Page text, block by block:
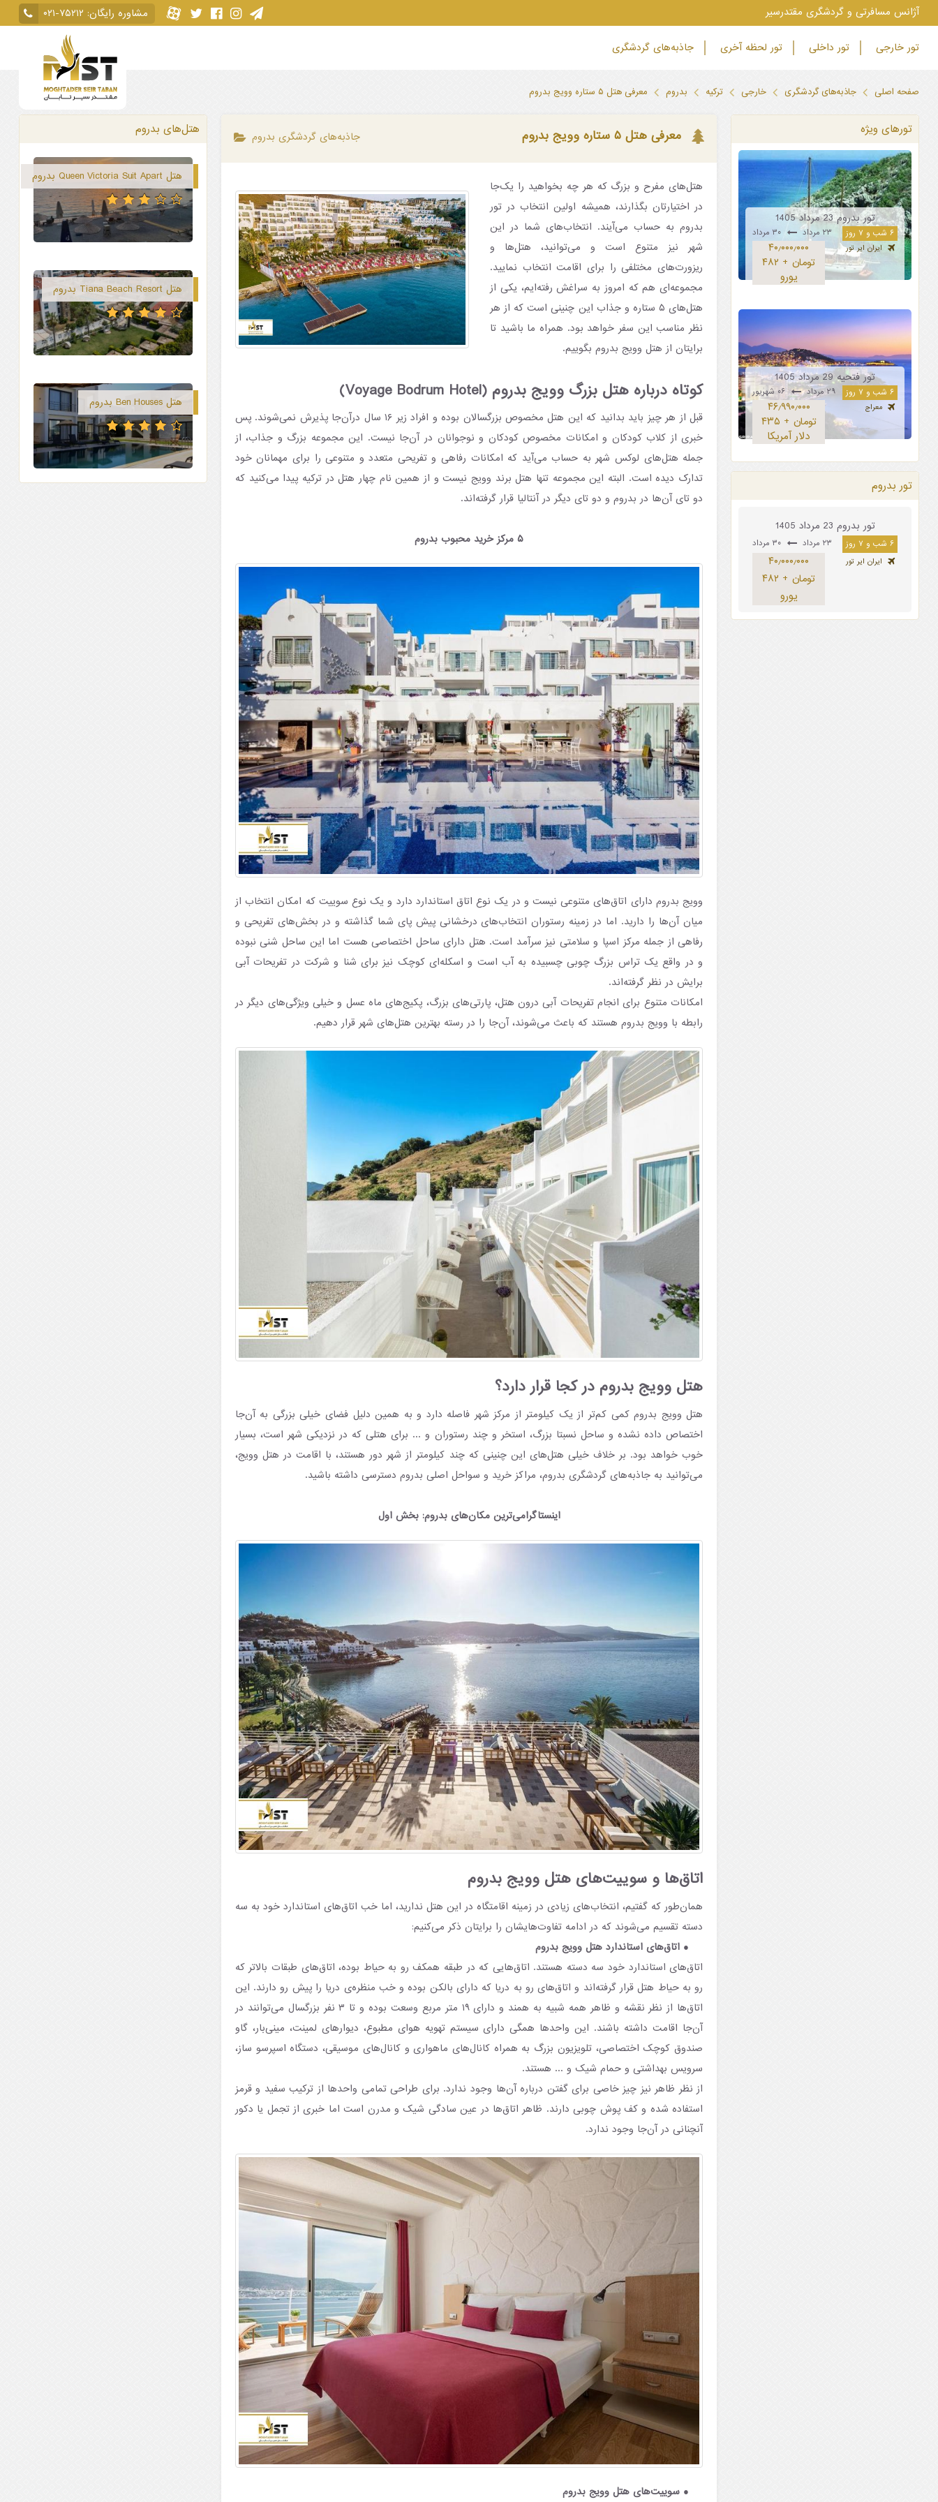
‫آژانس مسافرتی و گردشگری مقتدرسیر مشاوره رایگان: ۰۲۱-۷۵۲۱۲
تور خارجی تور داخلی تور لحظه آخری جاذبه‌های گردشگری
صفحه اصلی جاذبه‌های گردشگری خارجی ترکیه بدروم معرفی هتل ۵ ستاره وویج بدروم
معرفی هتل ۵ ستاره وویج بدروم جاذبه‌های گردشگری بدروم
هتل‌های مفرح و بزرگ که هر چه بخواهید را یک‌جا
در اختیارتان بگذارند، همیشه اولین انتخاب در تور
بدروم به حساب می‌آیند. انتخاب‌های شما در این
شهر نیز متنوع است و می‌توانید، هتل‌ها و
ریزورت‌های مختلفی را برای اقامت انتخاب نمایید.
مجموعه‌ای هم که امروز به سراغش رفته‌ایم، یکی از
هتل‌های ۵ ستاره و جذاب این چنینی است که از هر
نظر مناسب این سفر خواهد بود. همراه ما باشید تا
برایتان از هتل وویج بدروم بگوییم.
کوتاه درباره هتل بزرگ وویج بدروم (Voyage Bodrum Hotel)
قبل از هر چیز باید بدانید که این هتل مخصوص بزرگسالان بوده و افراد زیر ۱۶ سال درآن‌جا پذیرش نمی‌شوند. پس
خبری از کلاب کودکان و امکانات مخصوص کودکان و نوجوانان در آن‌جا نیست. این مجموعه بزرگ و جذاب، از
جمله هتل‌های لوکس شهر به حساب می‌آید که امکانات رفاهی و تفریحی متعدد و متنوعی را برای مهمانان خود
تدارک دیده است. البته این مجموعه تنها هتل برند وویج نیست و از همین نام چهار هتل در ترکیه پیدا می‌کنید که
دو تای آن‌ها در بدروم و دو تای دیگر در آنتالیا قرار گرفته‌اند.
۵ مرکز خرید محبوب بدروم
وویج بدروم دارای اتاق‌های متنوعی نیست و در یک نوع اتاق استاندارد دارد و یک نوع سوییت که امکان انتخاب از
میان آن‌ها را دارید. اما در زمینه رستوران انتخاب‌های درخشانی پیش پای شما گذاشته و در بخش‌های تفریحی و
رفاهی از جمله مرکز اسپا و سلامتی نیز سرآمد است. هتل دارای ساحل اختصاصی هست اما این ساحل شنی نبوده
و در واقع یک تراس بزرگ چوبی چسبیده به آب است و اسکله‌ای کوچک نیز برای شنا و شرکت در تفریحات آبی
برایش در نظر گرفته‌اند.
امکانات متنوع برای انجام تفریحات آبی درون هتل، پارتی‌های بزرگ، پکیج‌های ماه عسل و خیلی ویژگی‌های دیگر در
رابطه با وویج بدروم هستند که باعث می‌شوند، آن‌جا را در رسته بهترین هتل‌های شهر قرار دهیم.
هتل وویج بدروم در کجا قرار دارد؟
هتل وویج بدروم کمی کم‌تر از یک کیلومتر از مرکز شهر فاصله دارد و به همین دلیل فضای خیلی بزرگی به آن‌جا
اختصاص داده نشده و ساحل نسبتا بزرگ، استخر و چند رستوران و ... برای هتلی که در نزدیکی شهر است، بسیار
خوب خواهد بود. بر خلاف خیلی هتل‌های این چنینی که چند کیلومتر از شهر دور هستند، با اقامت در هتل وویج،
می‌توانید به جاذبه‌های گردشگری بدروم، مراکز خرید و سواحل اصلی بدروم دسترسی داشته باشید.
اینستاگرامی‌ترین مکان‌های بدروم: بخش اول
اتاق‌ها و سوییت‌های هتل وویج بدروم
همان‌طور که گفتیم، انتخاب‌های زیادی در زمینه اقامتگاه در این هتل ندارید، اما خب اتاق‌های استاندارد خود به سه
دسته تقسیم می‌شوند که در ادامه تفاوت‌هایشان را برایتان ذکر می‌کنیم:
اتاق‌های استاندارد هتل وویج بدروم
اتاق‌های استاندارد خود سه دسته هستند. اتاق‌هایی که در طبقه همکف رو به حیاط بوده، اتاق‌های طبقات بالاتر که
رو به حیاط هتل قرار گرفته‌اند و اتاق‌های رو به دریا که دارای بالکن بوده و خب منظره‌ی دریا را پیش رو دارند. این
اتاق‌ها از نظر نقشه و ظاهر همه شبیه به همند و دارای ۱۹ متر مربع وسعت بوده و تا ۳ نفر بزرگسال می‌توانند در
آن‌جا اقامت داشته باشند. این واحدها همگی دارای سیستم تهویه هوای مطبوع، دیوارهای لمینت، مینی‌بار، گاو
صندوق کوچک اختصاصی، تلویزیون بزرگ به همراه کانال‌های ماهواری و کانال‌های موسیقی، دستگاه اسپرسو ساز،
سرویس بهداشتی و حمام شیک و ... هستند.
از نظر ظاهر نیز چیز خاصی برای گفتن درباره آن‌ها وجود ندارد. برای طراحی تمامی واحدها از ترکیب سفید و قرمز
استفاده شده و کف پوش چوبی دارند. ظاهر اتاق‌ها در عین سادگی شیک و مدرن است اما خبری از تجمل یا دکور
آنچنانی در آن‌جا وجود ندارد.
سوییت‌های هتل وویج بدروم
تورهای ویژه
تور بدروم 23 مرداد 1405
۶ شب و ۷ روز ۲۳ مرداد
ایران ایر تور
۴۰٫۰۰۰٫۰۰۰
تومان + ۴۸۲
یورو
تور فتحیه 29 مرداد 1405
۶ شب و ۷ روز ۲۹ مرداد ۰۶ شهریور
معراج
۴۶٫۹۹۰٫۰۰۰
تومان + ۴۳۵
دلار آمریکا
تور بدروم
تور بدروم 23 مرداد 1405
۶ شب و ۷ روز ۲۳ مرداد
ایران ایر تور
۴۰٫۰۰۰٫۰۰۰
تومان + ۴۸۲
یورو
هتل‌های بدروم
هتل Queen Victoria Suit Apart بدروم
هتل Tiana Beach Resort بدروم
هتل Ben Houses بدروم